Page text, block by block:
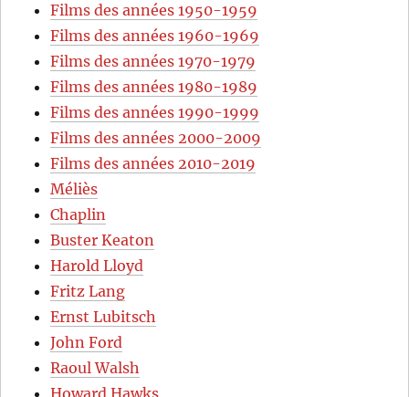
Films des années 1950-1959
Films des années 1960-1969
Films des années 1970-1979
Films des années 1980-1989
Films des années 1990-1999
Films des années 2000-2009
Films des années 2010-2019
Méliès
Chaplin
Buster Keaton
Harold Lloyd
Fritz Lang
Ernst Lubitsch
John Ford
Raoul Walsh